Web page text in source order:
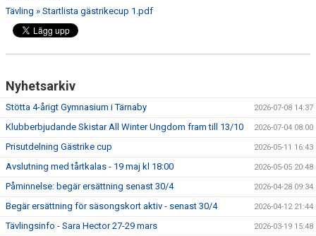
TÄVLING
LÄGER
KLUBBKLÄDER & UTRUSTNING
WEBBSHOP
SNÖLÄGGNING
KIOSKEN
Tävling » Startlista gästrikecup 1.pdf
Nyhetsarkiv
Stötta 4-årigt Gymnasium i Tärnaby 2026-07-08 14:37
Klubberbjudande Skistar All Winter Ungdom fram till 13/10 2026-07-04 08:00
Prisutdelning Gästrike cup 2026-05-11 16:43
Avslutning med tårtkalas - 19 maj kl 18:00 2026-05-05 20:48
Påminnelse: begär ersättning senast 30/4 2026-04-28 09:34
Begär ersättning för säsongskort aktiv - senast 30/4 2026-04-12 21:44
Tävlingsinfo - Sara Hector 27-29 mars 2026-03-19 15:48